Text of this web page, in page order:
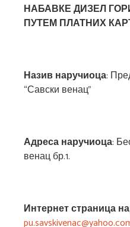
НАБАВКЕ ДИЗЕЛ
ПУТЕМ ПЛАТНИХ
Назив наручиоца:
“Савски венац”
Адреса наручиоца:
венац бр.1.
Интернет страница